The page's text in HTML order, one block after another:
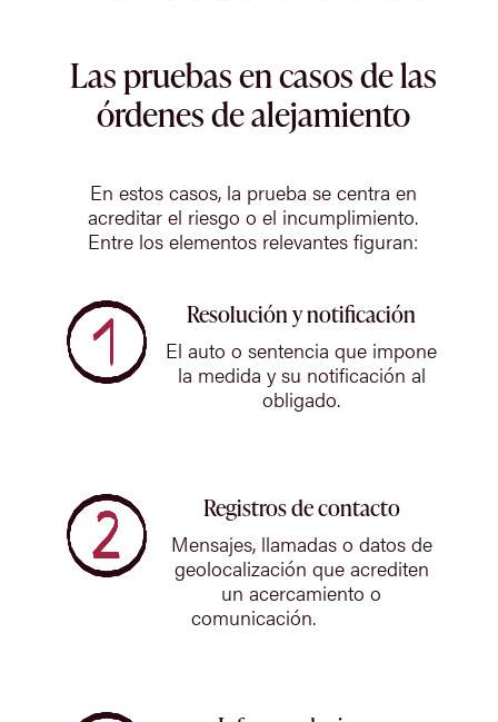
Las pruebas en casos de las
órdenes de alejamiento
En estos casos, la prueba se centra en
acreditar el riesgo o el incumplimiento.
Entre los elementos relevantes figuran:
Resolución y notificación
El auto o sentencia que impone
la medida y su notificación al
obligado.
Registros de contacto
Mensajes, llamadas o datos de
geolocalización que acrediten
un acercamiento o
comunicación.